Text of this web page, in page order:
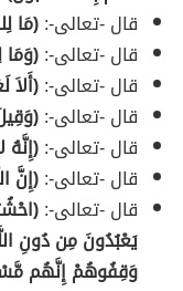
قال -تعالى-:(مَا
قال -تعالى-:(وَمَا
قال -تعالى-:(أَلاَ
قال -تعالى-:
قال -تعالى-:(إِنَّهُ
قال -تعالى-:(إِنَّ
قال -تعالى-:
يَعْبُدُونَ مِن دُونِ
وَقِفُوهُمْ إِنَّهُم